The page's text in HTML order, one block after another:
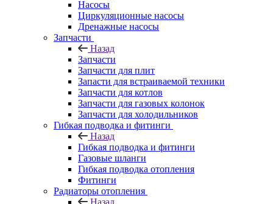
Насосы
Циркуляционные насосы
Дренажные насосы
Запчасти
Назад
Запчасти
Запчасти для плит
Запасти для встраиваемой техники
Запчасти для котлов
Запчасти для газовых колонок
Запчасти для холодильников
Гибкая подводка и фитинги
Назад
Гибкая подводка и фитинги
Газовые шланги
Гибкая подводка отопления
Фитинги
Радиаторы отопления
Назад